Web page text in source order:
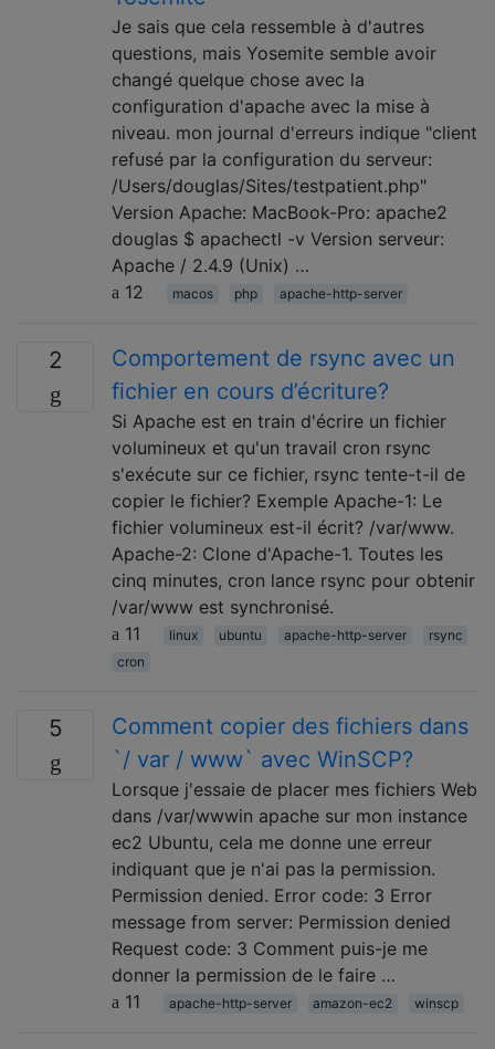
Je sais que cela ressemble à d'autres
questions, mais Yosemite semble avoir
changé quelque chose avec la
configuration d'apache avec la mise à
niveau. mon journal d'erreurs indique "client
refusé par la configuration du serveur:
/Users/douglas/Sites/testpatient.php"
Version Apache: MacBook-Pro: apache2
douglas $ apachectl -v Version serveur:
Apache / 2.4.9 (Unix) …
12
macos php apache-http-server
2
Comportement de rsync avec un
fichier en cours d’écriture?
Si Apache est en train d'écrire un fichier
volumineux et qu'un travail cron rsync
s'exécute sur ce fichier, rsync tente-t-il de
copier le fichier? Exemple Apache-1: Le
fichier volumineux est-il écrit? /var/www.
Apache-2: Clone d'Apache-1. Toutes les
cinq minutes, cron lance rsync pour obtenir
/var/www est synchronisé.
11
linux ubuntu apache-http-server
rsync
cron
5
Comment copier des fichiers dans
`/ var / www` avec WinSCP?
Lorsque j'essaie de placer mes fichiers Web
dans /var/wwwin apache sur mon instance
ec2 Ubuntu, cela me donne une erreur
indiquant que je n'ai pas la permission.
Permission denied. Error code: 3 Error
message from server: Permission denied
Request code: 3 Comment puis-je me
donner la permission de le faire …
11
apache-http-server amazon-ec2 winscp